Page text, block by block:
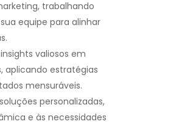
trabalhando
equipe para alinhar
valiosos em
aplicando estratégias
mensuráveis.
personalizadas,
e às necessidades